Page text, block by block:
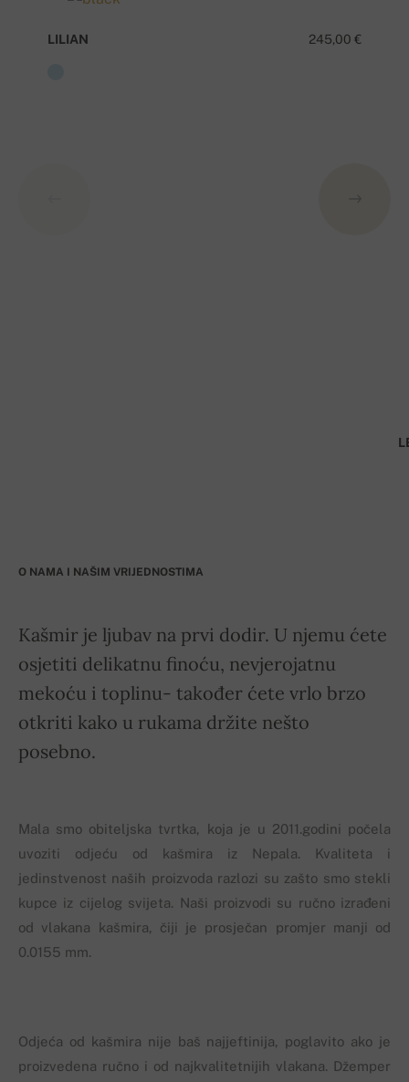
245,00 €
LILIAN
O NAMA I NAŠIM VRIJEDNOSTIMA
Kašmir je ljubav na prvi dodir. U njemu ćete
osjetiti delikatnu finoću, nevjerojatnu
mekoću i toplinu- također ćete vrlo brzo
otkriti kako u rukama držite nešto
posebno.
Mala smo obiteljska tvrtka, koja je u 2011.godini počela
uvoziti odjeću od kašmira iz Nepala. Kvaliteta i
jedinstvenost naših proizvoda razlozi su zašto smo stekli
kupce iz cijelog svijeta. Naši proizvodi su ručno izrađeni
od vlakana kašmira, čiji je prosječan promjer manji od
0.0155 mm.
Odjeća od kašmira nije baš najjeftinija, poglavito ako je
proizvedena ručno i od najkvalitetnijih vlakana. Džemper